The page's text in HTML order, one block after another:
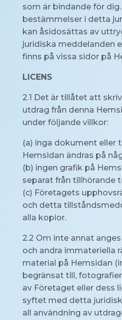
som är bindande för dig.
bestämmelser i detta
kan åsidosättas av
juridiska meddelanden
finns på vissa sidor på
LICENS
2.1 Det är tillåtet att
utdrag från denna
under följande villkor:
(a) inga dokument eller
Hemsidan ändras på
(b) ingen grafik på
separat från tillhörande
(c) Företagets
och detta
alla kopior.
2.2 Om inte annat
och andra immateriella
material på Hemsidan
begränsat till,
av Företaget eller dess
syftet med detta
all användning av